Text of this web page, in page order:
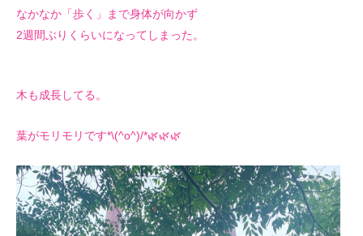
なかなか「歩く」まで身体が向かず
2週間ぶりくらいになってしまった。
木も成長してる。
葉がモリモリです*\(^o^)/*🌿🌿🌿